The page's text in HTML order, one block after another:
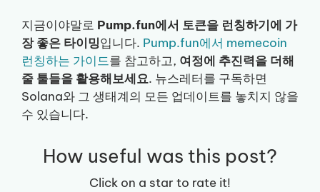
지금이야말로 Pump.fun에서 토큰을 런칭하기에 가
장 좋은 타이밍입니다. Pump.fun에서 memecoin
런칭하는 가이드를 참고하고, 여정에 추진력을 더해
줄 툴들을 활용해보세요. 뉴스레터를 구독하면
Solana와 그 생태계의 모든 업데이트를 놓치지 않을
수 있습니다.
How useful was this post?
Click on a star to rate it!